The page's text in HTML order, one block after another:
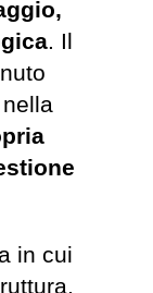
. Il
in cui